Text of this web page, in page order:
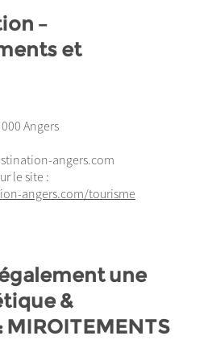
–
et
Angers
angers.com
le site :
angers.com/tourisme
une
&